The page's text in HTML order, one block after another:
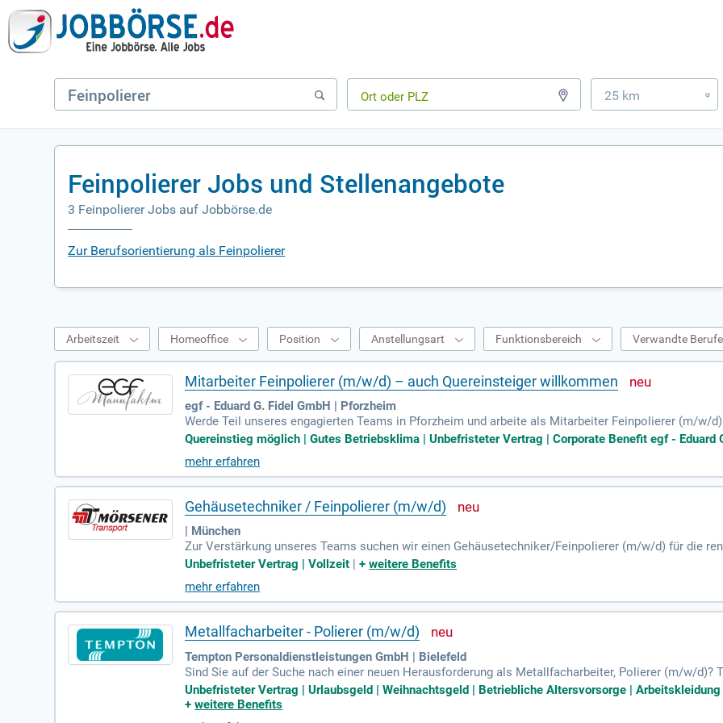
25 km »
Feinpolierer Jobs und Stellenangebote
3 Feinpolierer Jobs auf Jobbörse.de
Zur Berufsorientierung als Feinpolierer
Arbeitszeit Homeoffice Position Anstellungsart Funktionsbereich Verwandte Berufe
Mitarbeiter Feinpolierer (m/w/d) – auch Quereinsteiger willkommen
egf - Eduard G. Fidel GmbH | Pforzheim
Werde Teil unseres engagierten Teams in Pforzheim und arbeite als Mitarbeiter Feinpolierer (m/w/
ungsringe und Memoireringe mit Liebe zum Detail her. Bei uns erwartet dich eine umfassende
st. Du arbeitest eigenständig an der Oberflächenveredelung unserer Schmuckstücke und stellst die
n, unbefristeten Arbeitsplatz und zahlreiche Vorteile wie Weiterbildung und Firmenevents. Bewerbe
uckfertigung mit!
Quereinstieg möglich | Gutes Betriebsklima | Unbefristeter Vertrag | Corporate Benefit egf - Eduard
mehr erfahren
Gehäusetechniker / Feinpolierer (m/w/d)
| München
Zur Verstärkung unseres Teams suchen wir einen Gehäusetechniker/Feinpolierer (m/w/d) für die
e. In dieser Position sind Sie verantwortlich für die Aufarbeitung edler Uhrengehäuse und
geschlossene Ausbildung als Feinpolierer, Goldschmied oder in einem vergleichbaren
eine systematische Arbeitsweise zeichnen Sie aus. Profitieren Sie von einem unbefristeten
Unbefristeter Vertrag | Vollzeit |+weitere Benefits
mehr erfahren
Metallfacharbeiter - Polierer (m/w/d)
Tempton Personaldienstleistungen GmbH | Bielefeld
Sind Sie auf der Suche nach einer neuen Herausforderung als Metallfacharbeiter, Polierer (m/w/
Vollzeitstelle mit attraktiven Konditionen. Genießen Sie tarifliche Vorteile, wie einen
Bei uns profitieren Sie von zusätzlich Urlaubsgeld, Weihnachtsgeld und betrieblicher
Unbefristeter Vertrag | Urlaubsgeld | Weihnachtsgeld | Betriebliche Altersvorsorge |
+weitere Benefits